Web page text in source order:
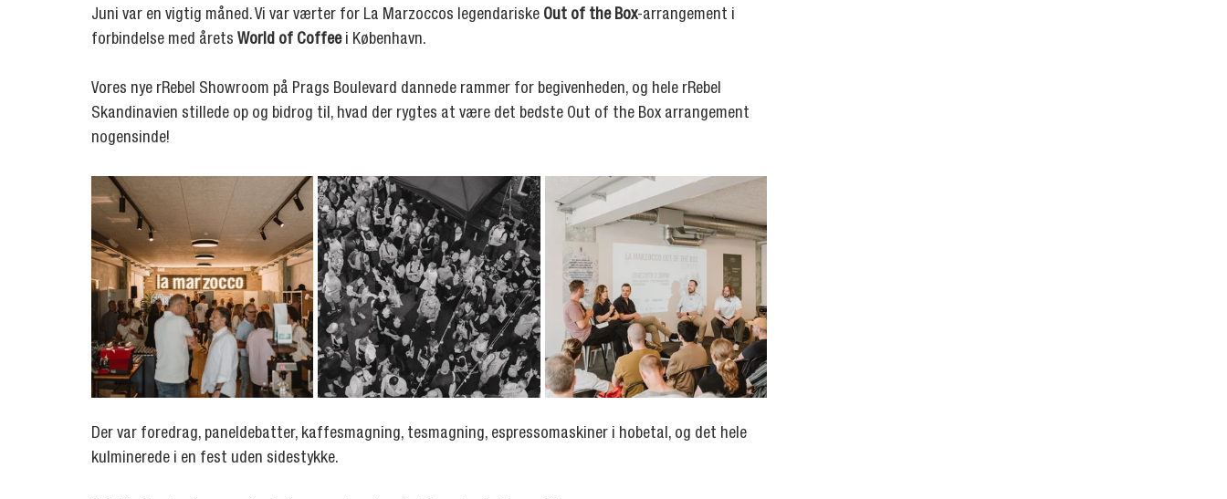
Juni var en vigtig måned. Vi var værter for La Marzoccos legendariske Out of the Box-arrangement i
forbindelse med årets World of Coffee i København.
Vores nye rRebel Showroom på Prags Boulevard dannede rammer for begivenheden, og hele rRebel
Skandinavien stillede op og bidrog til, hvad der rygtes at være det bedste Out of the Box arrangement
nogensinde!
Der var foredrag, paneldebatter, kaffesmagning, tesmagning, espressomaskiner i hobetal, og det hele
kulminerede i en fest uden sidestykke.